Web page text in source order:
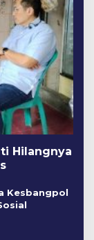
Hilangnya
Kesbangpol